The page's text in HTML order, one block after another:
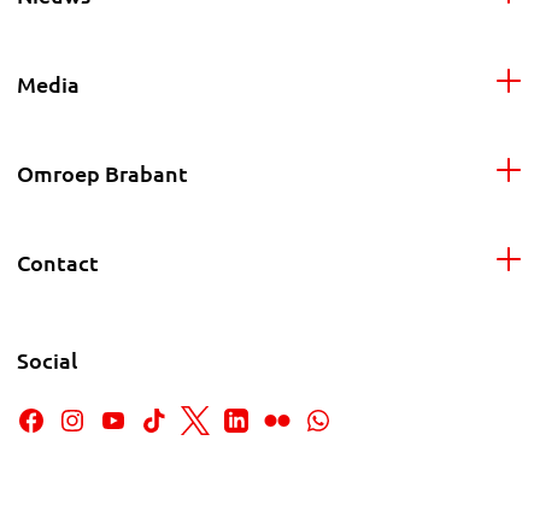
Media
Omroep Brabant
Contact
Social